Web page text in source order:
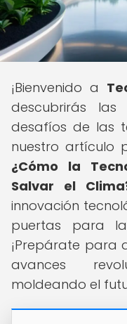
¡Bienvenido a
descubrirás las
desafíos de las
nuestro artículo
¿Cómo la
Salvar el
innovación
puertas para la
¡Prepárate para
avances
moldeando el